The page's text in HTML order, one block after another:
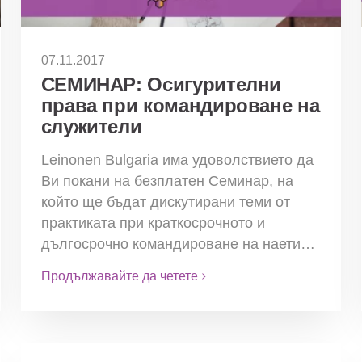
07.11.2017
СЕМИНАР: Осигурителни
права при командироване на
служители
Leinonen Bulgaria има удоволствието да
Ви покани на безплатен Семинар, на
който ще бъдат дискутирани теми от
практиката при краткосрочното и
дългосрочно командироване на наети…
Продължавайте да четете